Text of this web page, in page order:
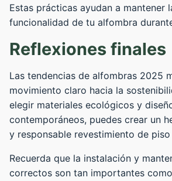
Estas prácticas ayudan a mantener
funcionalidad de tu alfombra
Reflexiones finales
Las tendencias de alfombras 2025
movimiento claro hacia la
elegir materiales ecológicos y
contemporáneos, puedes crear un
y responsable revestimiento de
Recuerda que la instalación y
correctos son tan importantes